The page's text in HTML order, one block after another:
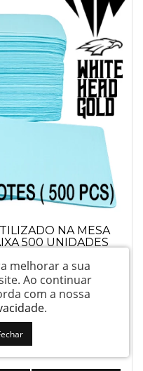
NA MESA
500 UNIDADES
melhorar a sua
Ao continuar
com a nossa
.